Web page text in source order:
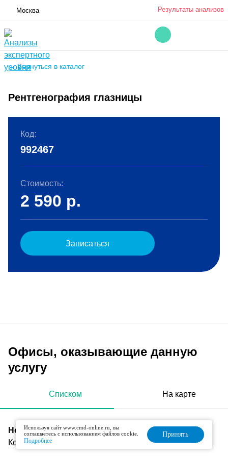
Москва Результаты анализов
← Вернуться в каталог
Рентгенография глазницы
Код:
992467
Стоимость:
2 590 р.
Записаться
Офисы, оказывающие данную
услугу
Списком На карте
Новокузнецкая
Космодамианская набережная, д. 22
Используя сайт www.cmd-online.ru, вы
соглашаетесь с использованием файлов cookie.
Подробнее
Принять